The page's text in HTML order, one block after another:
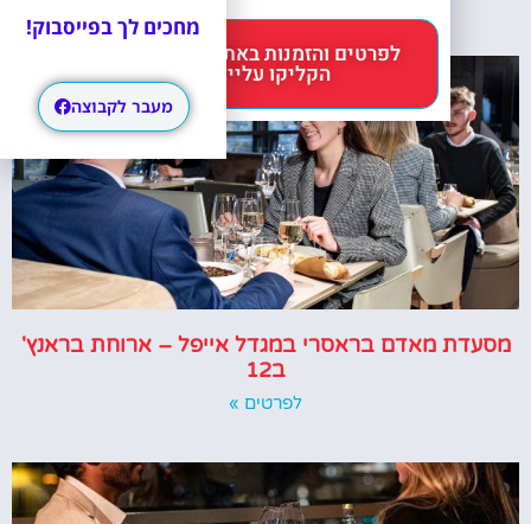
מסעדת מאדם בראסרי במגדל אייפל – ארוחת בראנץ'
ב12
לפרטים »
הקליקו עליי 😊
מחכים לך בפייסבוק!
מעבר לקבוצה